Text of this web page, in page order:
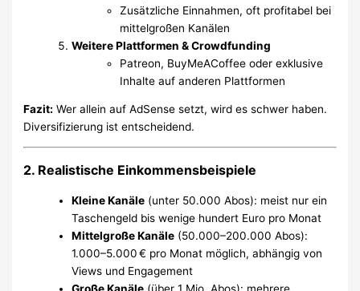
Zusätzliche Einnahmen, oft profitabel bei
mittelgroßen Kanälen
Weitere Plattformen & Crowdfunding
Patreon, BuyMeACoffee oder exklusive
Inhalte auf anderen Plattformen
Fazit: Wer allein auf AdSense setzt, wird es schwer haben.
Diversifizierung ist entscheidend.
2. Realistische Einkommensbeispiele
Kleine Kanäle (unter 50.000 Abos): meist nur ein
Taschengeld bis wenige hundert Euro pro Monat
Mittelgroße Kanäle (50.000–200.000 Abos):
1.000–5.000 € pro Monat möglich, abhängig von
Views und Engagement